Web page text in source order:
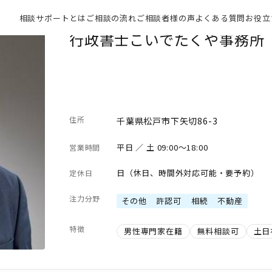
相談サポートとは ご相談の流れご相談者様の声よくある質問お役
行政書士こいでたくや事務所
住所 千葉県松戸市下矢切86-3
営業時間 平日 ／ 土 09:00～18:00
定休日 日（休日、時間外対応可能・要予約）
注力分野 その他 許認可 相続 不動産
特徴 男性専門家在籍 無料相談可 土